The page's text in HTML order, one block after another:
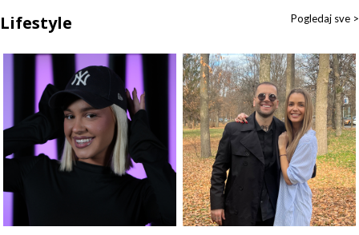
Lifestyle Pogledaj sve >